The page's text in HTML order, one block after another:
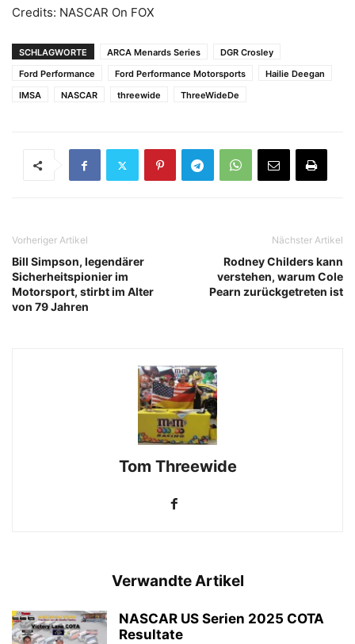
Credits: NASCAR On FOX
SCHLAGWORTE ARCA Menards Series
DGR Crosley
Ford Performance
Ford Performance Motorsports
Hailie Deegan
IMSA
NASCAR threewide ThreeWideDe
Vorheriger Artikel
Bill Simpson, legendärer
Sicherheitspionier im
Motorsport, stirbt im Alter
von 79 Jahren
Nächster Artikel
Rodney Childers kann
verstehen, warum Cole
Pearn zurückgetreten ist
Tom Threewide
Verwandte Artikel
NASCAR US Serien 2025 COTA
Resultate